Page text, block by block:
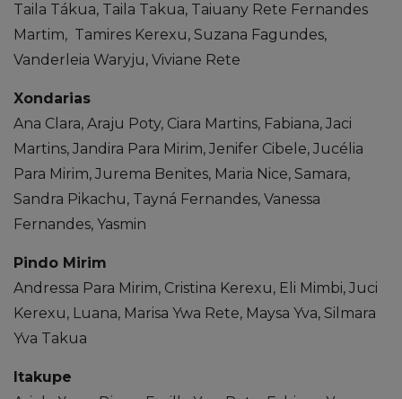
Taila Tákua, Taila Takua, Taiuany Rete Fernandes
Martim, Tamires Kerexu, Suzana Fagundes,
Vanderleia Waryju, Viviane Rete
Xondarias
Ana Clara, Araju Poty, Ciara Martins, Fabiana, Jaci
Martins, Jandira Para Mirim, Jenifer Cibele, Jucélia
Para Mirim, Jurema Benites, Maria Nice, Samara,
Sandra Pikachu, Tayná Fernandes, Vanessa
Fernandes, Yasmin
Pindo Mirim
Andressa Para Mirim, Cristina Kerexu, Eli Mimbi, Juci
Kerexu, Luana, Marisa Ywa Rete, Maysa Yva, Silmara
Yva Takua
Itakupe